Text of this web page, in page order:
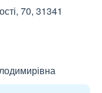
70, 31341